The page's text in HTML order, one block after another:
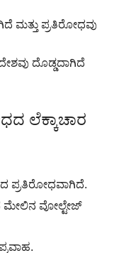
ಮತ್ತು ಪ್ರತಿರೋಧವು
ದೊಡ್ಡದಾಗಿದೆ
ಲೆಕ್ಕಾಚಾರ
ಪ್ರತಿರೋಧವಾಗಿದೆ.
ಮೇಲಿನ ವೋಲ್ಟೇಜ್